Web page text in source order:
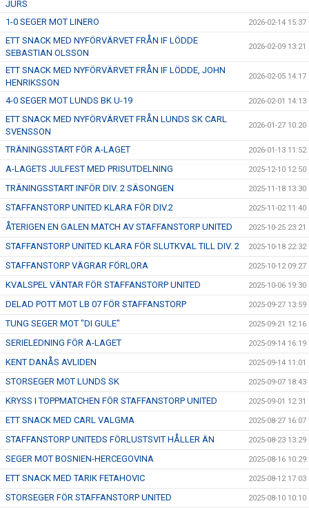
JÜRS
1-0 SEGER MOT LINERO 2026-02-14 15:37
ETT SNACK MED NYFÖRVÄRVET FRÅN IF LÖDDE
SEBASTIAN OLSSON
2026-02-09 13:21
ETT SNACK MED NYFÖRVÄRVET FRÅN IF LÖDDE, JOHN
HENRIKSSON
2026-02-05 14:17
4-0 SEGER MOT LUNDS BK U-19 2026-02-01 14:13
ETT SNACK MED NYFÖRVÄRVET FRÅN LUNDS SK CARL
SVENSSON
2026-01-27 10:20
TRÄNINGSSTART FÖR A-LAGET 2026-01-13 11:52
A-LAGETS JULFEST MED PRISUTDELNING 2025-12-10 12:50
TRÄNINGSSTART INFÖR DIV. 2 SÄSONGEN 2025-11-18 13:30
STAFFANSTORP UNITED KLARA FÖR DIV.2 2025-11-02 11:40
ÅTERIGEN EN GALEN MATCH AV STAFFANSTORP UNITED 2025-10-25 23:21
STAFFANSTORP UNITED KLARA FÖR SLUTKVAL TILL DIV. 2 2025-10-18 22:32
STAFFANSTORP VÄGRAR FÖRLORA 2025-10-12 09:27
KVALSPEL VÄNTAR FÖR STAFFANSTORP UNITED 2025-10-06 19:30
DELAD POTT MOT LB 07 FÖR STAFFANSTORP 2025-09-27 13:59
TUNG SEGER MOT "DI GULE" 2025-09-21 12:16
SERIELEDNING FÖR A-LAGET 2025-09-14 16:19
KENT DANÅS AVLIDEN 2025-09-14 11:01
STORSEGER MOT LUNDS SK 2025-09-07 18:43
KRYSS I TOPPMATCHEN FÖR STAFFANSTORP UNITED 2025-09-01 12:31
ETT SNACK MED CARL VALGMA 2025-08-27 16:07
STAFFANSTORP UNITEDS FÖRLUSTSVIT HÅLLER ÄN 2025-08-23 13:29
SEGER MOT BOSNIEN-HERCEGOVINA 2025-08-16 10:29
ETT SNACK MED TARIK FETAHOVIC 2025-08-12 17:03
STORSEGER FÖR STAFFANSTORP UNITED 2025-08-10 10:10